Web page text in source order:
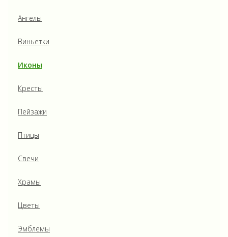
Ангелы
Виньетки
Иконы
Кресты
Пейзажи
Птицы
Свечи
Храмы
Цветы
Эмблемы